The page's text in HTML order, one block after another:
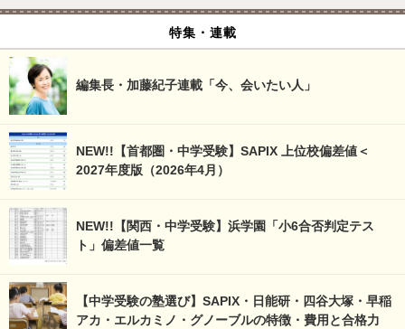
特集・連載
編集長・加藤紀子連載「今、会いたい人」
NEW!!【首都圏・中学受験】SAPIX 上位校偏差値＜
2027年度版（2026年4月）
NEW!!【関西・中学受験】浜学園「小6合否判定テス
ト」偏差値一覧
【中学受験の塾選び】SAPIX・日能研・四谷大塚・早稲
アカ・エルカミノ・グノーブルの特徴・費用と合格力